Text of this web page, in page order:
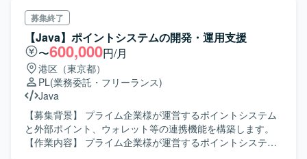
ついても、参画後に能動的にキャッチアップしていただけ
る方を歓迎いたします。 【ポジションの魅力】 ユーザ企業
側の立場でプロジェクトに参画し、上流設計からテスト、
データ移行、保守までの幅広い工程に関わることができま
す。脱ホストを含む大規模なシステム刷新プロジェクトに
携わることで、ウェブ系システム開発の経験をさらに深め
るとともに、ベンダーコントロールやスケジュール管理な
ど上流寄りのスキルも強化していただけます。 【開発環
境】 AWS上の各種サービスを用いた環境で、C#、SQL、
shellなどを使用したウェブ系システムおよびバッチ・移行
ツールの開発を行います。
募集終了
【Java】ポイントシステムの開発・運用支援
〜600,000円/月
港区（東京都）
PL(業務委託・フリーランス)
Java
【募集背景】 プライム企業様が運営するポイントシステム
と外部ポイント、ウォレット等の連携機能を構築します。
【作業内容】 プライム企業様が運営するポイントシステム